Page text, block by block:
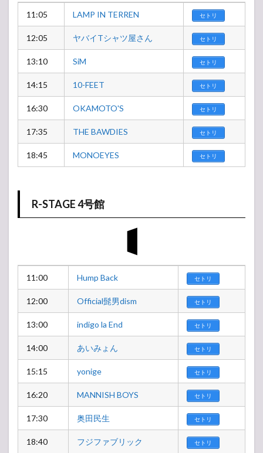
11:05 LAMP IN TERREN セトリ
12:05 ヤバイTシャツ屋さん セトリ
13:10 SiM セトリ
14:15 10-FEET セトリ
16:30 OKAMOTO'S セトリ
17:35 THE BAWDIES セトリ
18:45 MONOEYES セトリ
R-STAGE 4号館
11:00 Hump Back セトリ
12:00 Official髭男dism セトリ
13:00 indigo la End セトリ
14:00 あいみょん セトリ
15:15 yonige セトリ
16:20 MANNISH BOYS セトリ
17:30 奥田民生 セトリ
18:40 フジファブリック セトリ